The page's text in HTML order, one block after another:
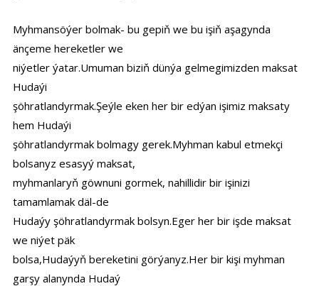
Myhmansöýer bolmak- bu gepiň we bu işiň aşagynda
änçeme hereketler we
niýetler ýatar.Umuman biziň dünýa gelmegimizden maksat
Hudaýi
şöhratlandyrmak.Şeýle eken her bir edýan işimiz maksaty
hem Hudaýi
şöhratlandyrmak bolmagy gerek.Myhman kabul etmekçi
bolsanyz esasyý maksat,
myhmanlaryň göwnuni gormek, nahillidir bir işinizi
tamamlamak däl-de
Hudaýy şöhratlandyrmak bolsyn.Eger her bir işde maksat
we niýet päk
bolsa,Hudaýyň bereketini görýanyz.Her bir kişi myhman
garşy alanynda Hudaý